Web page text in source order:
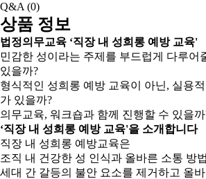
Q&A (0)
상품 정보
법정의무교육 ‘직장 내 성희롱 예방 교육'
민감한 성이라는 주제를 부드럽게 다루어
있을까?
형식적인 성희롱 예방 교육이 아닌, 실용
가 있을까?
의무교육, 워크숍과 함께 진행할 수 있을까
‘직장 내 성희롱 예방 교육'을 소개합니다
직장 내 성희롱 예방교육은
조직 내 건강한 성 인식과 올바른 소통 방
세대 간 갈등의 불안 요소를 제거하고 올